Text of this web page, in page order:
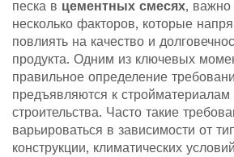
песка в цементных смесях, важно
несколько факторов, которые
повлиять на качество и
продукта. Одним из ключевых
правильное определение
предъявляются к
строительства. Часто такие
варьироваться в зависимости от
конструкции, климатических